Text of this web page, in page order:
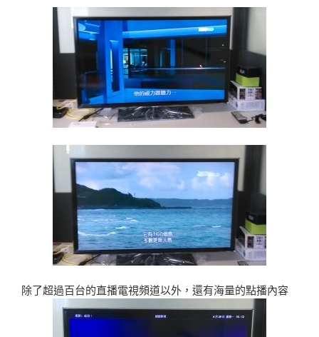
除了超過百台的直播電視頻道以外，還有海量的點播內容